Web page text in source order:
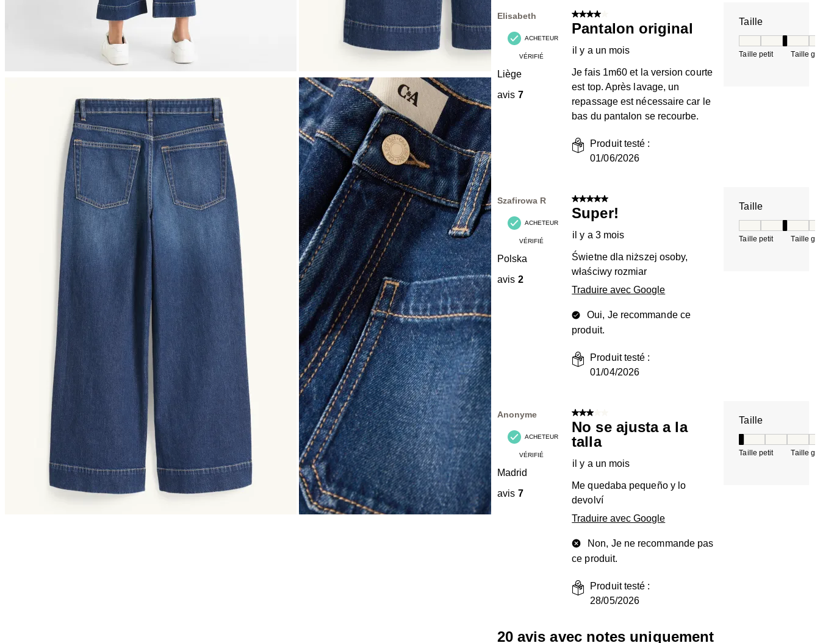
avis.Elisabeth
ACHETEUR
VÉRIFIÉ
Liège
avis 7
4 sur 5 étoiles.
Pantalon original
il y a un mois
Je fais 1m60 et la version courte
est top. Après lavage, un
repassage est nécessaire car le
bas du pantalon se recourbe.
Produit testé :
01/06/2026
Taille
Taille petit Taille
Szafirowa R
ACHETEUR
VÉRIFIÉ
Polska
avis 2
5 sur 5 étoiles.
Super!
il y a 3 mois
Świetne dla niższej osoby,
właściwy rozmiar
Traduire avec Google
Oui, Je recommande ce
produit.
Produit testé :
01/04/2026
Taille
Taille petit Taille
Anonyme
ACHETEUR
VÉRIFIÉ
Madrid
avis 7
3 sur 5 étoiles.
No se ajusta a la
talla
il y a un mois
Me quedaba pequeño y lo
devolví
Traduire avec Google
Non, Je ne recommande pas
ce produit.
Produit testé :
28/05/2026
Taille
Taille petit Taille
20 avis avec notes uniquement